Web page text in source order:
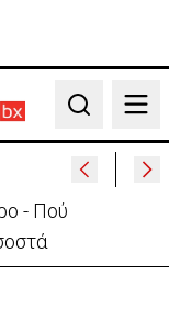
Search
το σχέδιο